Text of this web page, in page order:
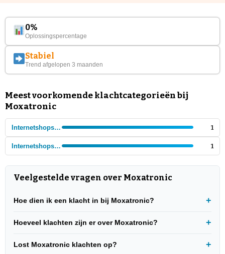
0%
Oplossingspercentage
Stabiel
Trend afgelopen 3 maanden
Meest voorkomende klachtcategorieën bij
Moxatronic
Internetshops - Elektronica 1
Internetshops - Gadgets 1
Veelgestelde vragen over Moxatronic
Hoe dien ik een klacht in bij Moxatronic?
Hoeveel klachten zijn er over Moxatronic?
Lost Moxatronic klachten op?